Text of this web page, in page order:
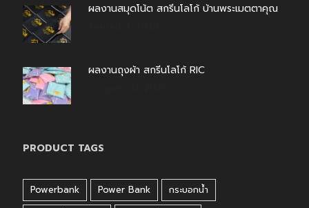
ผลงานสมุดโน้ต สกรีนโลโก้ บ้านพระเมตตาคุณ
ผลงานถุงผ้า สกรีนโลโก้ RIC
PRODUCT TAGS
Powerbank Power Bank
กระบอกน้ำ